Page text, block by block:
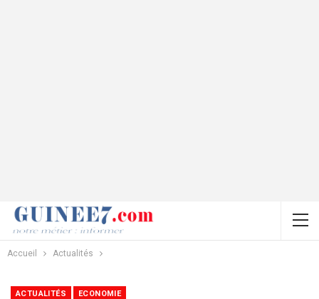
Accueil Actualités
ACTUALITÉS ECONOMIE